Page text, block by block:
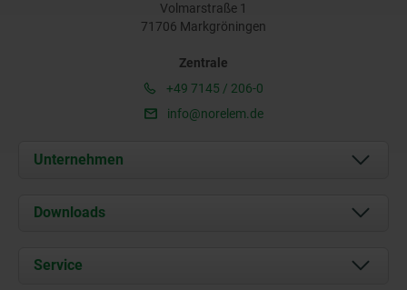
Volmarstraße 1
71706 Markgröningen
Zentrale
+49 7145 / 206-0
info@norelem.de
Unternehmen
Über uns
Karriere
Downloads
Dokumente
Service